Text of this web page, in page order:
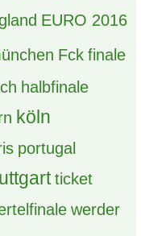
EURO 2016
Fck finale
halbfinale
köln
portugal
ticket
werder